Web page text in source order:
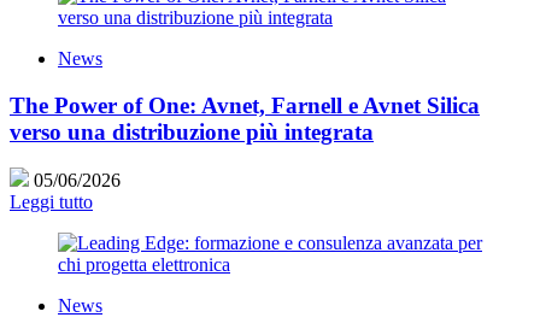
News
The Power of One: Avnet, Farnell e Avnet Silica
verso una distribuzione più integrata
05/06/2026
Leggi tutto
News